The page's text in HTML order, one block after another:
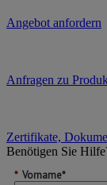
Angebot anfordern
Anfragen zu
Zertifikate,
Benötigen Sie
* Vorname*